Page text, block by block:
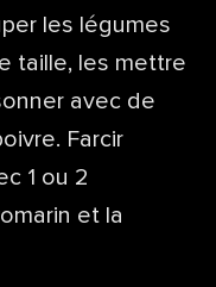
les légumes
taille, les mettre
avec de
Farcir
1 ou 2
et la